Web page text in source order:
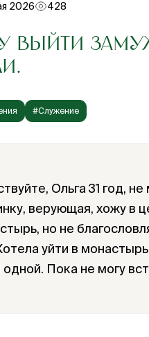
2026 428
ВЫЙТИ
#Служение
Ольга 31 год,
верующая, хожу в
но не
уйти в
Пока не могу